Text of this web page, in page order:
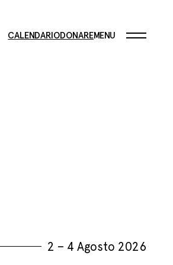
CALENDARIODONAREMENU
2 – 4 Agosto 2026